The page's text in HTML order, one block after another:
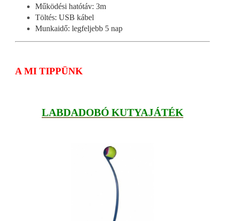
Működési hatótáv: 3m
Töltés: USB kábel
Munkaidő: legfeljebb 5 nap
A MI TIPPÜNK
LABDADOBÓ KUTYAJÁTÉK